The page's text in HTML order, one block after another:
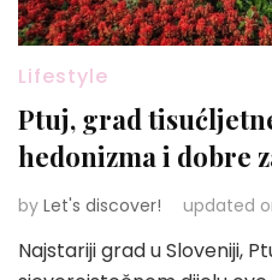
Lifestyle
Ptuj, grad
hedonizma i dobre
by Let's discover! updated
Najstariji grad u Sloveniji,